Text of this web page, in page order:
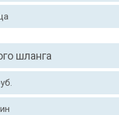
шланга